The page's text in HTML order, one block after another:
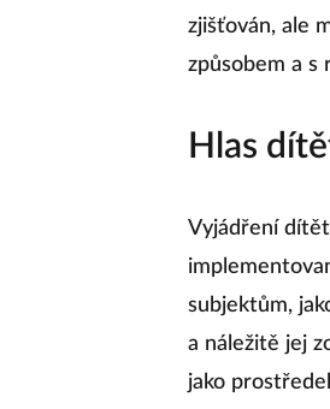
zjišťován, ale
způsobem a s
Hlas
Vyjádření
subjektům,
a náležitě jej
jako